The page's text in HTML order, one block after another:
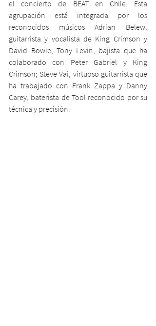
el concierto de BEAT en Chile. Esta
agrupación está integrada por los
reconocidos músicos Adrian Belew,
guitarrista y vocalista de King Crimson y
David Bowie; Tony Levin, bajista que ha
colaborado con Peter Gabriel y King
Crimson; Steve Vai, virtuoso guitarrista que
ha trabajado con Frank Zappa y Danny
Carey, baterista de Tool reconocido por su
técnica y precisión.